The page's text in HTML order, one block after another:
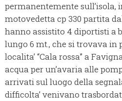
permanentemente sull’isola,
motovedetta cp 330 partita
hanno assistito 4 diportisti a
lungo 6 mt., che si trovava in
localita’ “Cala rossa” a
acqua per un’avaria alle
arrivati sul luogo della
difficolta’ venivano